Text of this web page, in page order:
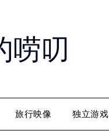
唠叨
旅行映像 独立游戏